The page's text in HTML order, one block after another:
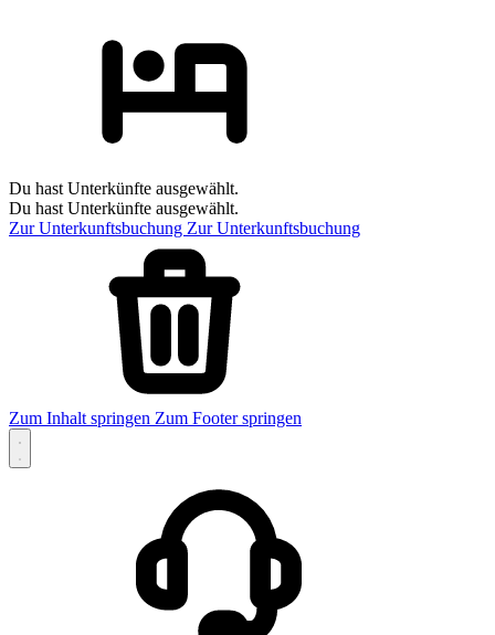
Du hast Unterkünfte ausgewählt.
Du hast Unterkünfte ausgewählt.
Zur Unterkunftsbuchung Zur Unterkunftsbuchung
Zum Inhalt springen Zum Footer springen